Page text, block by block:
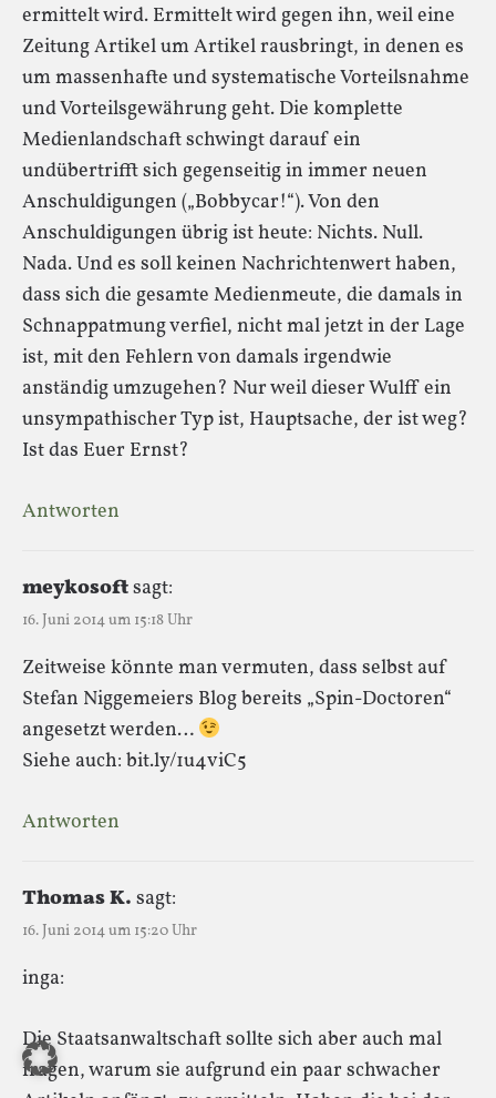
ermittelt wird. Ermittelt wird gegen ihn, weil eine
Zeitung Artikel um Artikel rausbringt, in denen es
um massenhafte und systematische Vorteilsnahme
und Vorteilsgewährung geht. Die komplette
Medienlandschaft schwingt darauf ein
undübertrifft sich gegenseitig in immer neuen
Anschuldigungen („Bobbycar!“). Von den
Anschuldigungen übrig ist heute: Nichts. Null.
Nada. Und es soll keinen Nachrichtenwert haben,
dass sich die gesamte Medienmeute, die damals in
Schnappatmung verfiel, nicht mal jetzt in der Lage
ist, mit den Fehlern von damals irgendwie
anständig umzugehen? Nur weil dieser Wulff ein
unsympathischer Typ ist, Hauptsache, der ist weg?
Ist das Euer Ernst?
Antworten
meykosoftsagt:
16. Juni 2014 um 15:18 Uhr
Zeitweise könnte man vermuten, dass selbst auf
Stefan Niggemeiers Blog bereits „Spin-Doctoren“
angesetzt werden…
Siehe auch: bit.ly/1u4viC5
Antworten
Thomas K. sagt:
16. Juni 2014 um 15:20 Uhr
inga:
Die Staatsanwaltschaft sollte sich aber auch mal
fragen, warum sie aufgrund ein paar schwacher